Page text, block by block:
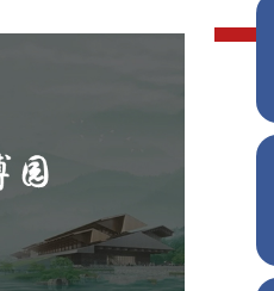
能
智慧公园
能大数据平台